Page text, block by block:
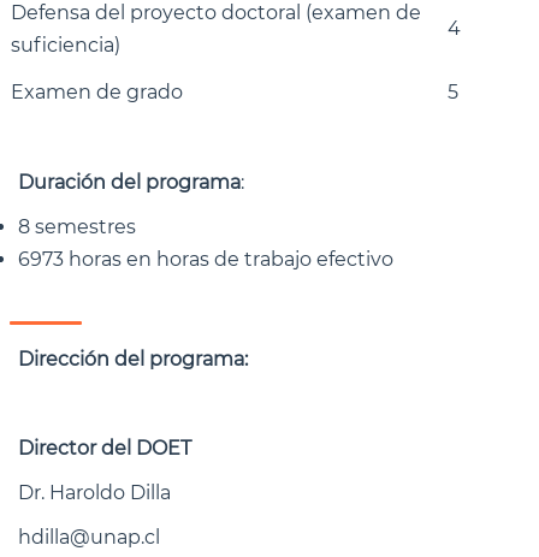
Defensa del proyecto doctoral (examen de
suficiencia)
4
Examen de grado 5
Duración del programa:
8 semestres
6973 horas en horas de trabajo efectivo
Dirección del programa:
Director del DOET
Dr. Haroldo Dilla
hdilla@unap.cl